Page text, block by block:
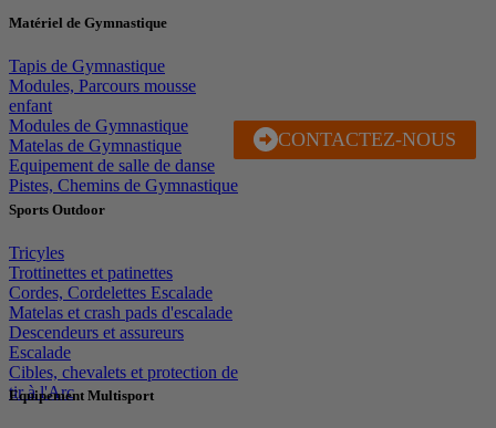
J'EN PROFITE
CONTACTEZ-NOUS
Matériel de Gymnastique
Tapis de Gymnastique
Modules, Parcours mousse
enfant
Modules de Gymnastique
Matelas de Gymnastique
Equipement de salle de danse
Pistes, Chemins de Gymnastique
Sports Outdoor
Tricyles
Trottinettes et patinettes
Cordes, Cordelettes Escalade
Matelas et crash pads d'escalade
Descendeurs et assureurs
Escalade
Cibles, chevalets et protection de
tir à l'Arc
Equipement Multisport